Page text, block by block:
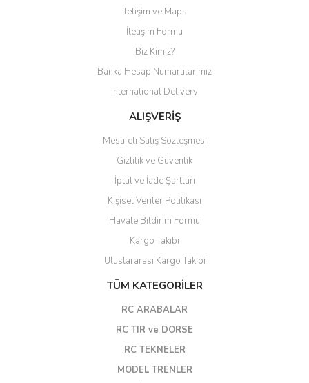
Yorum Yaz
İletişim ve Maps
İletişim Formu
Biz Kimiz?
Banka Hesap Numaralarımız
International Delivery
ALIŞVERİŞ
Mesafeli Satış Sözleşmesi
Gizlilik ve Güvenlik
İptal ve İade Şartları
Kişisel Veriler Politikası
Havale Bildirim Formu
Kargo Takibi
Uluslararası Kargo Takibi
TÜM KATEGORİLER
RC ARABALAR
RC TIR ve DORSE
RC TEKNELER
MODEL TRENLER